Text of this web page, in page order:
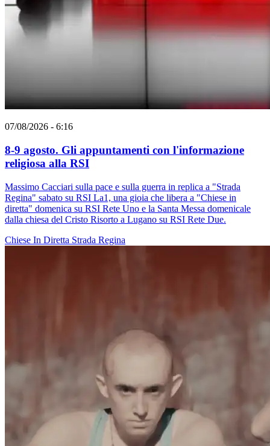
07/08/2026 - 6:16
8-9 agosto. Gli appuntamenti con l'informazione
religiosa alla RSI
Massimo Cacciari sulla pace e sulla guerra in replica a "Strada
Regina" sabato su RSI La1, una gioia che libera a "Chiese in
diretta" domenica su RSI Rete Uno e la Santa Messa domenicale
dalla chiesa del Cristo Risorto a Lugano su RSI Rete Due.
Chiese In Diretta Strada Regina